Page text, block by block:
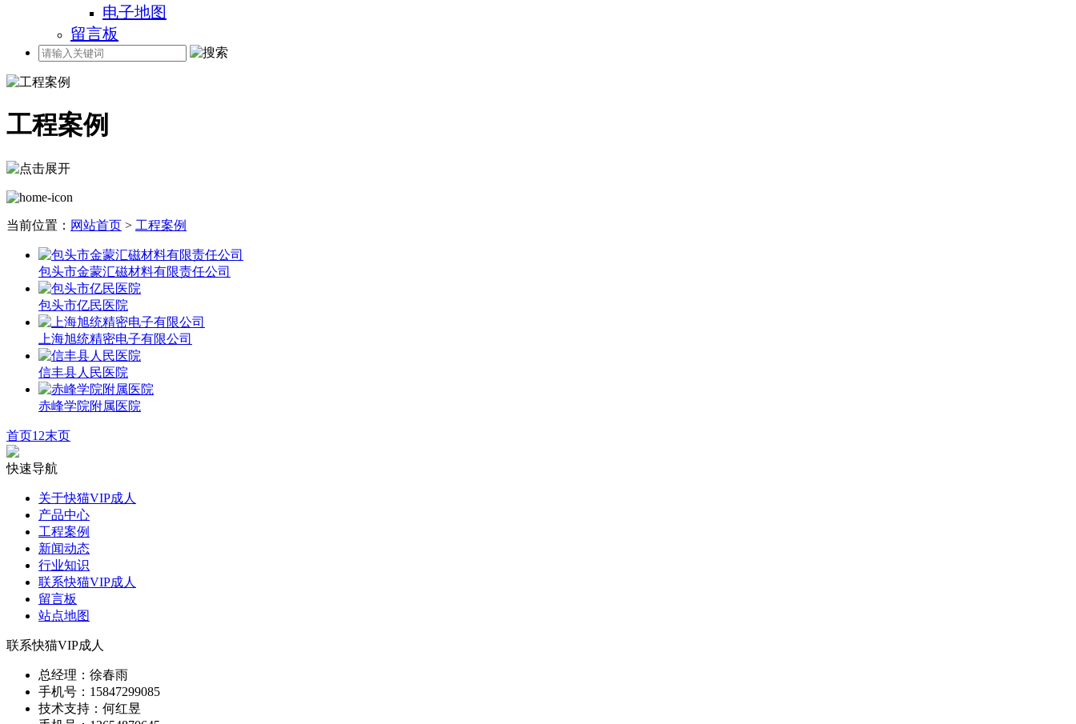
电子地图
留言板
工程案例
当前位置： 网站首页 > 工程案例
包头市金蒙汇磁材料有限责任公司
包头市亿民医院
上海旭统精密电子有限公司
信丰县人民医院
赤峰学院附属医院
首页1 2末页
快速导航
关于快猫VIP成人
产品中心
工程案例
新闻动态
行业知识
联系快猫VIP成人
留言板
站点地图
联系快猫VIP成人
总经理：徐春雨
手机号：15847299085
技术支持：何红昱